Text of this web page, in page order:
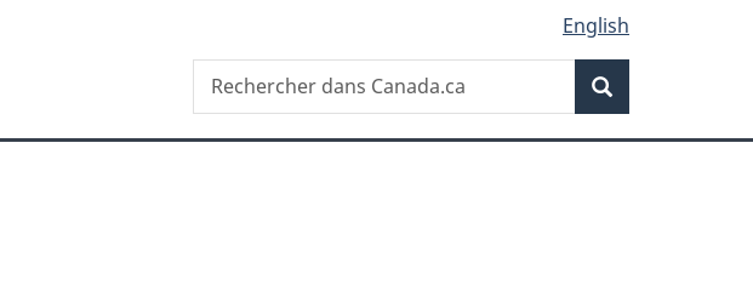
English
Recherche
Rechercher
dans